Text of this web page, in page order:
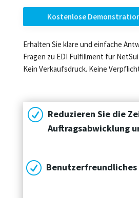
Kostenlose
Erhalten Sie klare und einfache
Fragen zu EDI Fulfillment für
Kein Verkaufsdruck. Keine
R Reduzieren Sie die
Auftragsabwicklung
R Benutzerfreundliches